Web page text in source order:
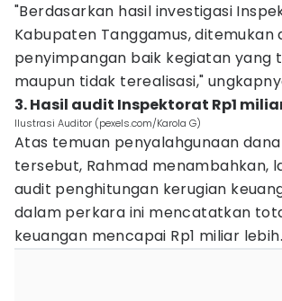
"Berdasarkan hasil investigasi
Kabupaten Tanggamus, ditemukan
penyimpangan baik kegiatan yang
maupun tidak terealisasi,"
3. Hasil audit Inspektorat Rp1
Ilustrasi Auditor (pexels.com/Karola G)
Atas temuan penyalahgunaan
tersebut, Rahmad menambahkan,
audit penghitungan kerugian
dalam perkara ini mencatatkan
keuangan mencapai Rp1 miliar lebih.